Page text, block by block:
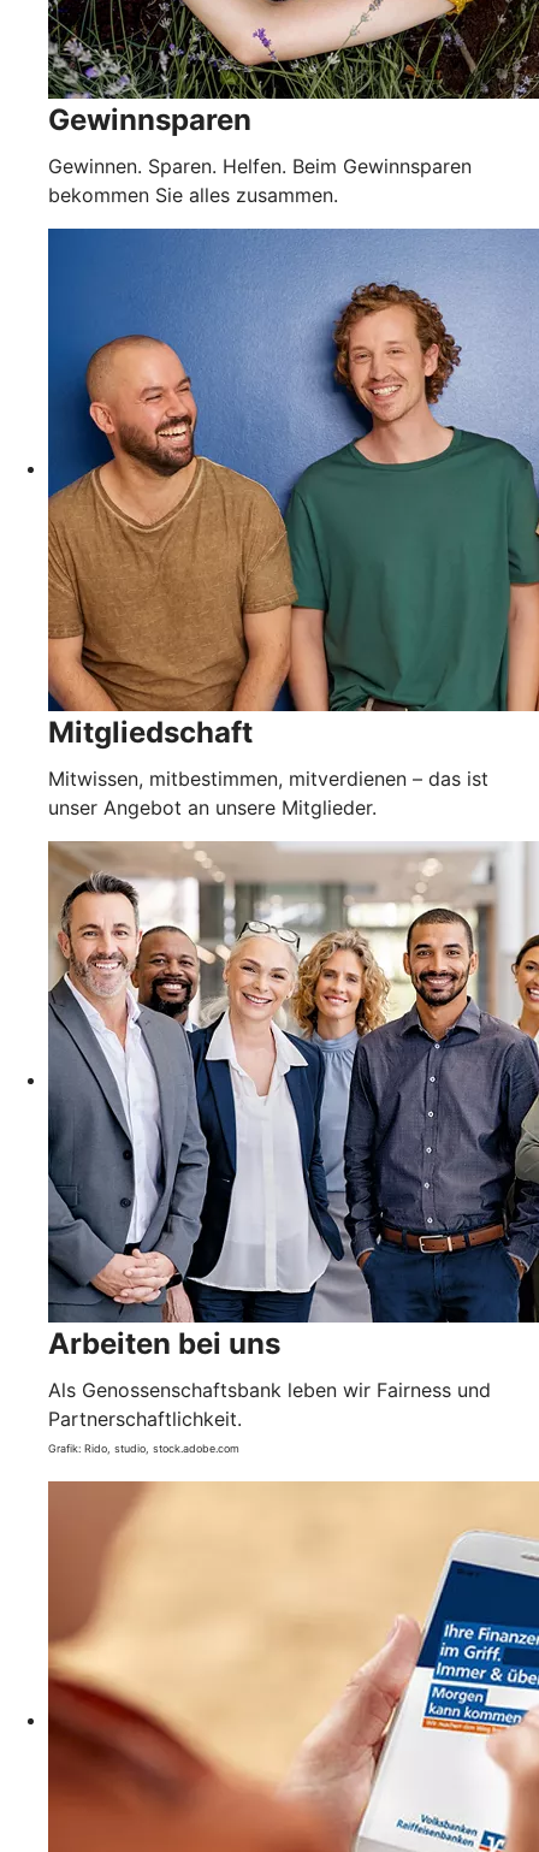
Gewinnsparen
Gewinnen. Sparen. Helfen. Beim Gewinnsparen
bekommen Sie alles zusammen.
Mitgliedschaft
Mitwissen, mitbestimmen, mitverdienen – das ist
unser Angebot an unsere Mitglieder.
Arbeiten bei uns
Als Genossenschaftsbank leben wir Fairness und
Partnerschaftlichkeit.
Grafik: Rido, studio, stock.adobe.com